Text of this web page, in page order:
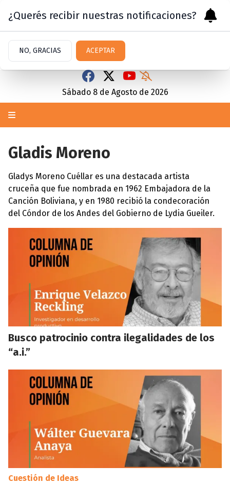
Sábado 8 de Agosto de 2026
Gladis Moreno
Gladys Moreno Cuéllar es una destacada artista
cruceña que fue nombrada en 1962 Embajadora de la
Canción Boliviana, y en 1980 recibió la condecoración
del Cóndor de los Andes del Gobierno de Lydia Gueiler.
Busco patrocinio contra ilegalidades de los
“a.i.”
Cuestión de Ideas
¿Querés recibir nuestras notificaciones?
NO, GRACIAS ACEPTAR